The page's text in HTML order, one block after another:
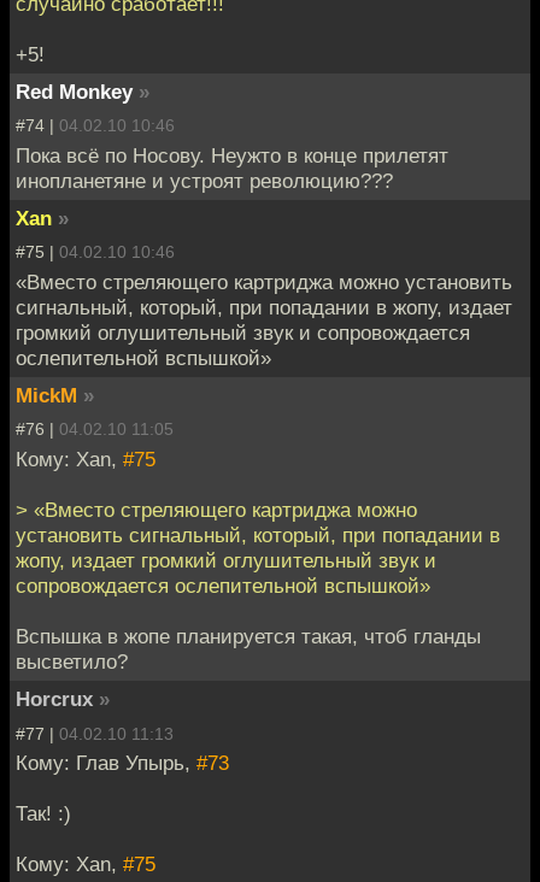
+5!
Red Monkey »
#74 | 04.02.10 10:46
Пока всё по Носову. Неужто в конце прилетят
инопланетяне и устроят революцию???
Xan »
#75 | 04.02.10 10:46
«Вместо стреляющего картриджа можно установить
сигнальный, который, при попадании в жопу, издает
громкий оглушительный звук и сопровождается
ослепительной вспышкой»
MickM »
#76 | 04.02.10 11:05
Кому: Xan, #75
> «Вместо стреляющего картриджа можно
установить сигнальный, который, при попадании в
жопу, издает громкий оглушительный звук и
сопровождается ослепительной вспышкой»
Вспышка в жопе планируется такая, чтоб гланды
высветило?
Horcrux »
#77 | 04.02.10 11:13
Кому: Глав Упырь, #73
Так! :)
Кому: Xan, #75